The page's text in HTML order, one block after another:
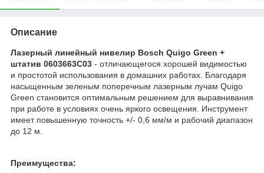
Описание
Лазерный линейный нивелир Bosch Quigo Green +
штатив 0603663C03 - отличающегося хорошей видимостью
и простотой использования в домашних работах. Благодаря
насыщенным зеленым поперечным лазерным лучам Quigo
Green становится оптимальным решением для выравнивания
при работе в условиях очень яркого освещения. Инструмент
имеет повышенную точность +/- 0,6 мм/м и рабочий диапазон
до 12 м.
Преимущества: